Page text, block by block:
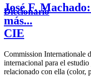
José F.
más...
Diccionario
CIE
Commission Internationale
internacional para el
relacionado con ella (color,